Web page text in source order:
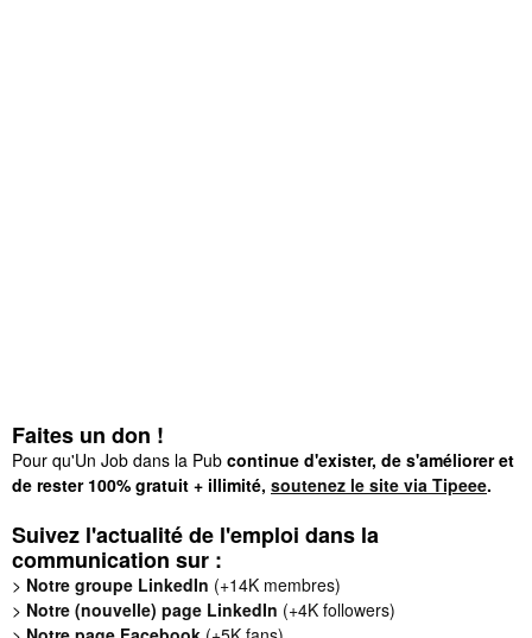
Faites un don !
Pour qu'Un Job dans la Pub continue d'exister, de s'améliorer et
de rester 100% gratuit + illimité, soutenez le site via Tipeee.
Suivez l'actualité de l'emploi dans la
communication sur :
> Notre groupe LinkedIn (+14K membres)
> Notre (nouvelle) page LinkedIn (+4K followers)